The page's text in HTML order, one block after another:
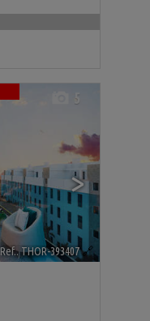
>
5
Ref.. THOR-393407🔗